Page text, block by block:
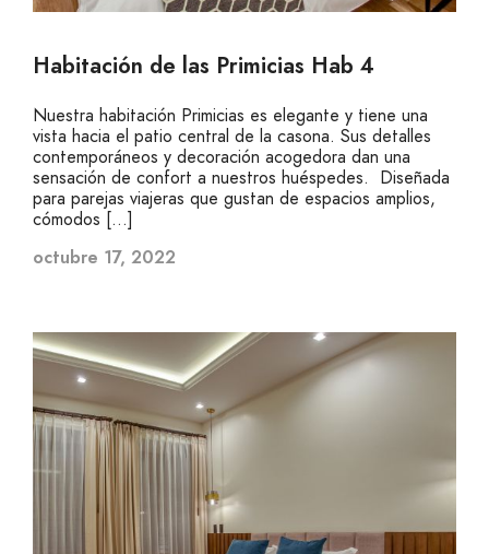
Habitación de las Primicias Hab 4
Nuestra habitación Primicias es elegante y tiene una
vista hacia el patio central de la casona. Sus detalles
contemporáneos y decoración acogedora dan una
sensación de confort a nuestros huéspedes. Diseñada
para parejas viajeras que gustan de espacios amplios,
cómodos […]
octubre 17, 2022